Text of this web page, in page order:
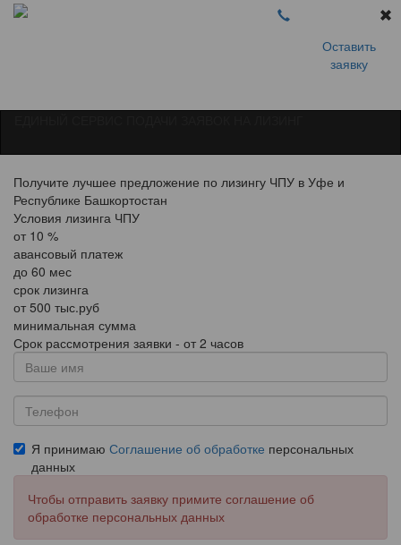
Оставить
заявку
Получите лучшее предложение по лизингу ЧПУ в Уфе и
Республике Башкортостан
Условия лизинга ЧПУ
от 10 %
авансовый платеж
до 60 мес
срок лизинга
от 500 тыс.руб
минимальная сумма
Срок рассмотрения заявки - от 2 часов
Я принимаю Соглашение об обработке персональных
данных
Чтобы отправить заявку примите соглашение об
обработке персональных данных